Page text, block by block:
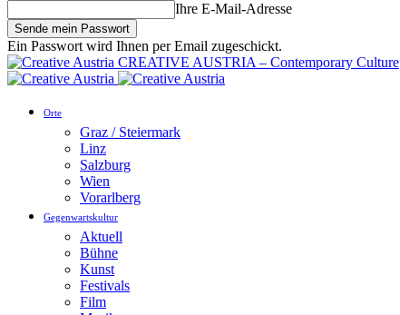
Ihre E-Mail-Adresse
Ein Passwort wird Ihnen per Email zugeschickt.
CREATIVE AUSTRIA – Contemporary Culture
Orte
Graz / Steiermark
Linz
Salzburg
Wien
Vorarlberg
Gegenwartskultur
Aktuell
Bühne
Kunst
Festivals
Film